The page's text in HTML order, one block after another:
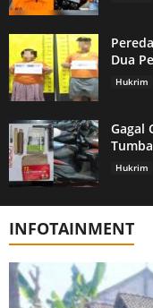
Dua
Hukrim
Gagal
Hukrim
INFOTAINMENT